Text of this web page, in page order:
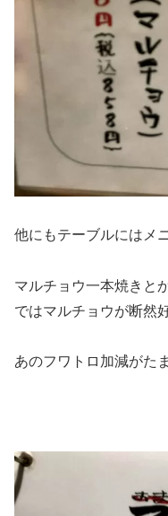
他にもテーブルにはメ
マルチョウ一本焼きと
ではマルチョウが断然
あのフワトロ加減がた